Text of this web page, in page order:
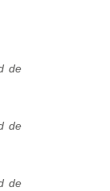
de
de
de